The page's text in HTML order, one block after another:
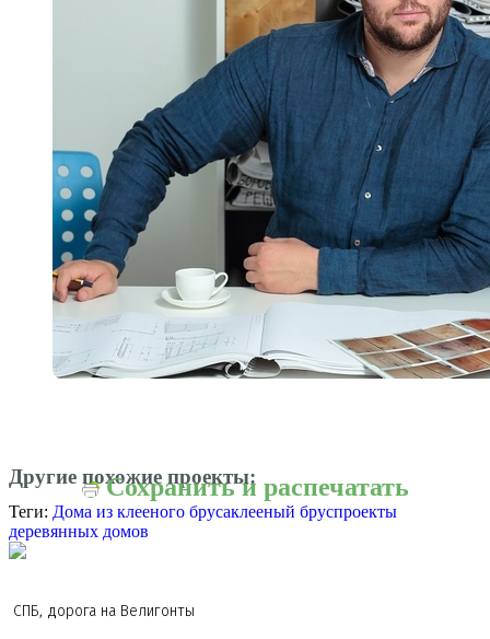
Другие похожие проекты:
Сохранить и распечатать
Теги: Дома из клееного брусаклееный бруспроекты
деревянных домов
СПБ, дорога на Велигонты